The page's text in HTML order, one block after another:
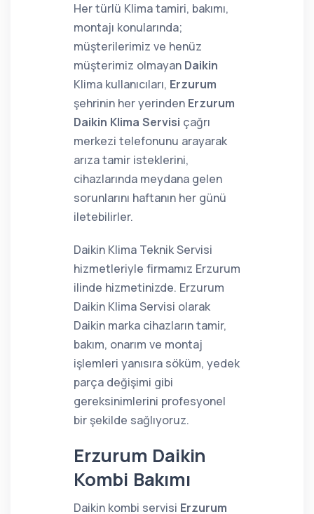
Her türlü Klima tamiri, bakımı,
montajı konularında;
müşterilerimiz ve henüz
müşterimiz olmayan Daikin
Klima kullanıcıları, Erzurum
şehrinin her yerinden Erzurum
Daikin Klima Servisi çağrı
merkezi telefonunu arayarak
arıza tamir isteklerini,
cihazlarında meydana gelen
sorunlarını haftanın her günü
iletebilirler.
Daikin Klima Teknik Servisi
hizmetleriyle firmamız Erzurum
ilinde hizmetinizde. Erzurum
Daikin Klima Servisi olarak
Daikin marka cihazların tamir,
bakım, onarım ve montaj
işlemleri yanısıra söküm, yedek
parça değişimi gibi
gereksinimlerini profesyonel
bir şekilde sağlıyoruz.
Erzurum Daikin
Kombi Bakımı
Daikin kombi servisi Erzurum